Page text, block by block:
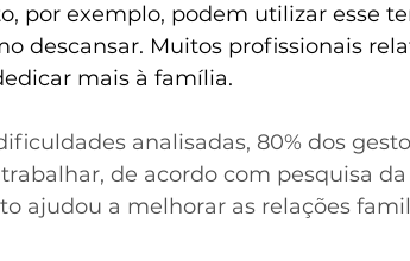
por exemplo, podem utilizar esse
descansar. Muitos profissionais
mais à família.
analisadas, 80% dos
de acordo com pesquisa da
ajudou a melhorar as relações